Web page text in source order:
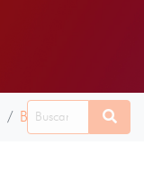
Buenavista del